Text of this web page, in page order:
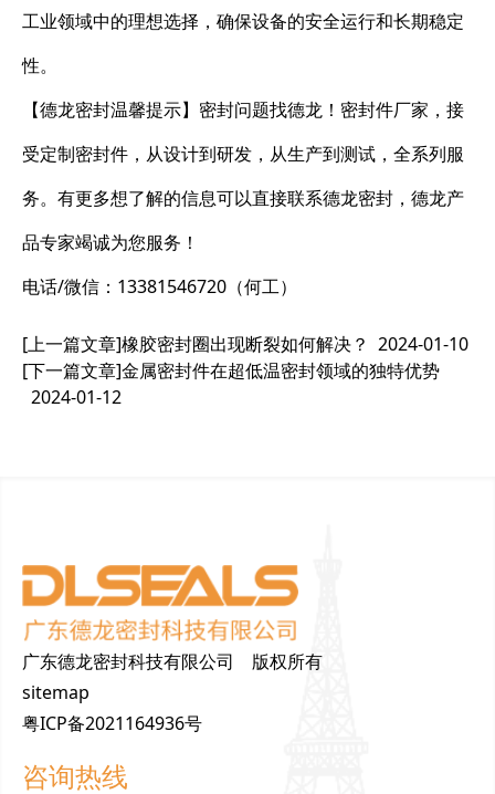
工业领域中的理想选择，确保设备的安全运行和长期稳定
性。
【德龙密封温馨提示】密封问题找德龙！密封件厂家，接
受定制密封件，从设计到研发，从生产到测试，全系列服
务。有更多想了解的信息可以直接联系德龙密封，德龙产
品专家竭诚为您服务！
电话/微信：13381546720（何工）
[上一篇文章]橡胶密封圈出现断裂如何解决？ 2024-01-10
[下一篇文章]金属密封件在超低温密封领域的独特优势
2024-01-12
广东德龙密封科技有限公司 版权所有
sitemap
粤ICP备2021164936号
咨询热线